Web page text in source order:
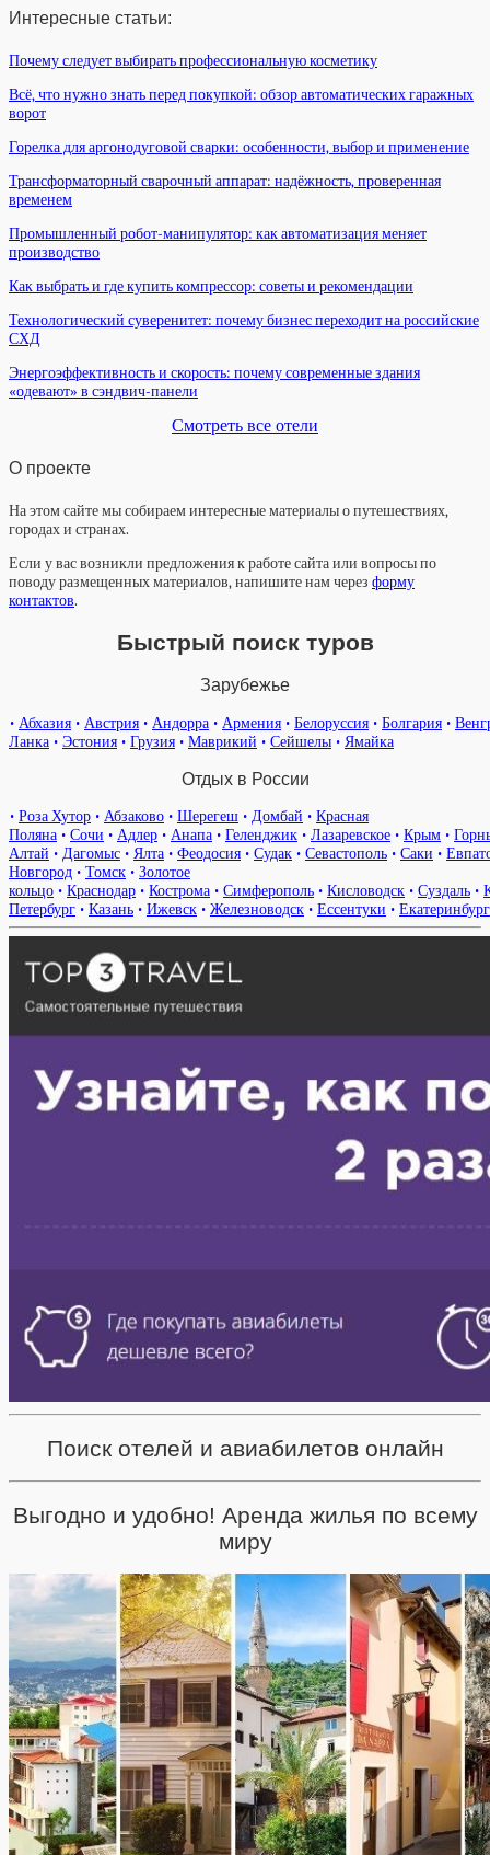
Интересные статьи:
Почему следует выбирать профессиональную косметику
Всё, что нужно знать перед покупкой: обзор автоматических гаражных
ворот
Горелка для аргонодуговой сварки: особенности, выбор и применение
Трансформаторный сварочный аппарат: надёжность, проверенная
временем
Промышленный робот-манипулятор: как автоматизация меняет
производство
Как выбрать и где купить компрессор: советы и рекомендации
Технологический суверенитет: почему бизнес переходит на российские
СХД
Энергоэффективность и скорость: почему современные здания
«одевают» в сэндвич-панели
Смотреть все отели
О проекте
На этом сайте мы собираем интересные материалы о путешествиях,
городах и странах.
Если у вас возникли предложения к работе сайта или вопросы по
поводу размещенных материалов, напишите нам через форму
контактов.
Быстрый поиск туров
Зарубежье
• Абхазия • Австрия • Андорра • Армения • Белоруссия • Болгария •
Ланка • Эстония • Грузия • Маврикий • Сейшелы • Ямайка
Отдых в России
• Роза Хутор • Абзаково • Шерегеш • Домбай • Красная
Поляна • Сочи • Адлер • Анапа • Геленджик • Лазаревское • Крым •
Алтай • Дагомыс • Ялта • Феодосия • Судак • Севастополь • Саки •
Новгород • Томск • Золотое
кольцо • Краснодар • Кострома • Симферополь • Кисловодск • Суздаль •
Петербург • Казань • Ижевск • Железноводск • Ессентуки • Екатеринбург
Поиск отелей и авиабилетов онлайн
Выгодно и удобно! Аренда жилья по всему
миру